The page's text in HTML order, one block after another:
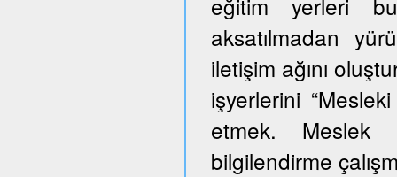
aksatılmadan
iletişim ağını
işyerlerini
etmek. Meslek
bilgilendirme